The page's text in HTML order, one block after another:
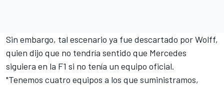
Sin embargo, tal escenario ya fue descartado por Wolff,
quien dijo que no tendría sentido que Mercedes
siguiera en la F1 si no tenía un equipo oficial.
"Tenemos cuatro equipos a los que suministramos,